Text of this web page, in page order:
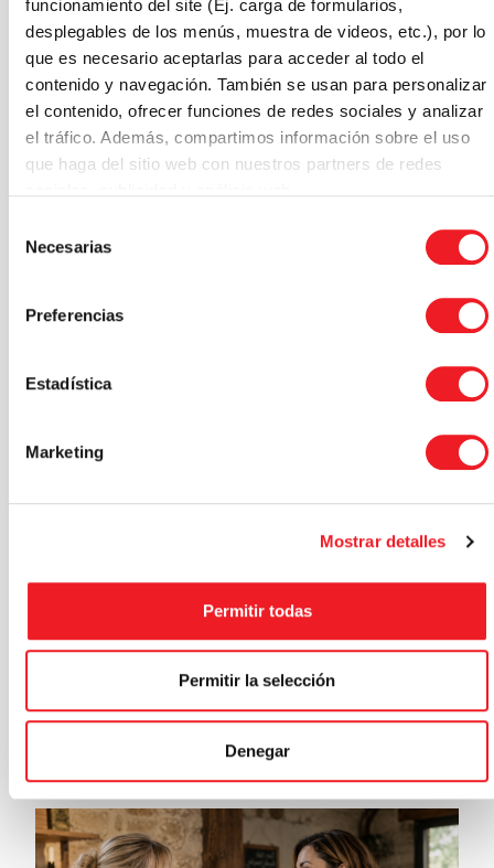
funcionamiento del site (Ej. carga de formularios,
desplegables de los menús, muestra de videos, etc.), por lo
que es necesario aceptarlas para acceder al todo el
contenido y navegación. También se usan para personalizar
el contenido, ofrecer funciones de redes sociales y analizar
el tráfico. Además, compartimos información sobre el uso
que haga del sitio web con nuestros partners de redes
Necesarias
Preferencias
Estadística
Marketing
Mostrar detalles
Permitir todas
Permitir la selección
Denegar